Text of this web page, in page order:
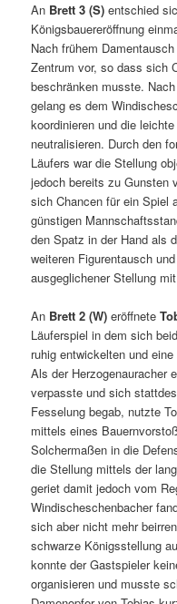
An Brett 3 (S) entschied
Königsbauereröffnung
Nach frühem
Zentrum vor, so dass sich
beschränken musste.
gelang es dem
koordinieren und die
neutralisieren. Durch den
Läufers war die Stellung
jedoch bereits zu Gunsten
sich Chancen für ein Spiel
günstigen
den Spatz in der Hand als
weiteren Figurentausch
ausgeglichener Stellung
An Brett 2 (W) eröffnete
Läuferspiel in dem sich
ruhig entwickelten und
Als der Herzogenauracher
verpasste und sich
Fesselung begab, nutzte
mittels eines
Solchermaßen in die
die Stellung mittels der
geriet damit jedoch vom
Windischeschenbacher
sich aber nicht mehr
schwarze Königsstellung
konnte der Gastspieler
organisieren und musste